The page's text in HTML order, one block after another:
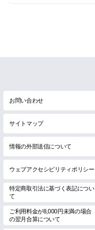
お問い合わせ
サイトマップ
情報の外部送信について
ウェブアクセシビリティポリシー
特定商取引法に基づく表記につい
て
ご利用料金が8,000円未満の場合
の翌月合算について